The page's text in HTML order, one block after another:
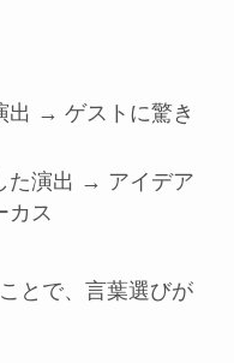
出 → ゲストに驚き
た演出 → アイデア
カス
とで、言葉選びが